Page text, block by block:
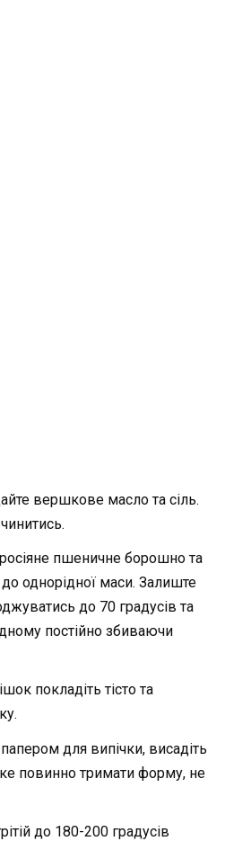
вершкове масло та сіль.
пшеничне борошно та
однорідної маси. Залиште
до 70 градусів та
постійно збиваючи
покладіть тісто та
для випічки, висадіть
повинно тримати форму, не
до 180-200 градусів